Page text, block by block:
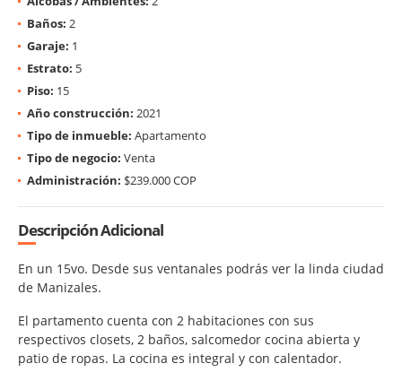
Baños: 2
Garaje: 1
Estrato: 5
Piso: 15
Año construcción: 2021
Tipo de inmueble: Apartamento
Tipo de negocio: Venta
Administración: $239.000 COP
Descripción Adicional
En un 15vo. Desde sus ventanales podrás ver la linda ciudad
de Manizales.
El partamento cuenta con 2 habitaciones con sus
respectivos closets, 2 baños, salcomedor cocina abierta y
patio de ropas. La cocina es integral y con calentador.